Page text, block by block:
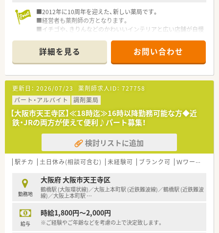
■2012年に10周年を迎えた、新しい薬局です。
■経営者も薬剤師の方となります。
■イチゴや、きりんなどのかわいいインテリアと広い店舗が自慢
■関西を中心に130店舗以上ある調剤薬局チェーンです。
詳細を見る お問い合わせ
更新日： 2026/07/23 薬剤師求人ID： 727758
パート・アルバイト
調剤薬局
【大阪市天王寺区】≪18時迄≫16時以降勤務可能な方◆近
鉄・JRの両方が使えて便利♪パート募集！
検討リストに追加
駅チカ 土日休み(相談可含む) 未経験可 ブランク可 Ｗワーク可
勤務地
大阪府 大阪市天王寺区
鶴橋駅 (大阪環状線)／大阪上本町駅 (近鉄難波線)／鶴橋駅 (近鉄難波
線)／大阪上本町駅 …
給与
時給1,800円～2,000円
※ご経験やご年齢などを考慮の上で決定致します。